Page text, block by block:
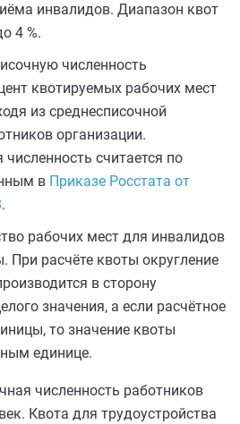
инвалидов. Диапазон квот
4 %.
численность
квотируемых рабочих мест
из среднесписочной
организации.
считается по
в Приказе Росстата от
.
рабочих мест для инвалидов
При расчёте квоты округление
в сторону
значения, а если расчётное
то значение квоты
единице.
численность работников
Квота для трудоустройства